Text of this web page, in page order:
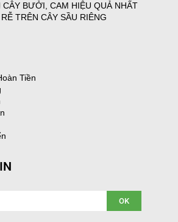
BƯỞI, CAM HIỆU QUẢ NHẤT
TRÊN CÂY SẦU RIÊNG
Tiền
OK